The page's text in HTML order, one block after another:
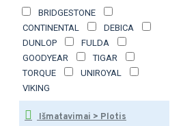
BRIDGESTONE
CONTINENTAL
DEBICA
DUNLOP
FULDA
GOODYEAR
TIGAR
TORQUE
UNIROYAL
VIKING
Išmatavimai > Plotis